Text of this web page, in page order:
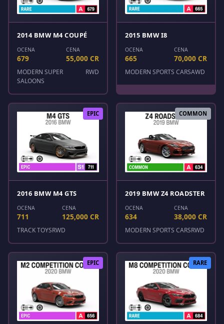
2014 BMW M4 COUPÉ
OCENA
679
CENA
55,000 CR
MODERN SUPER
SALOONS
RWD
2015 BMW I8
OCENA
665
CENA
70,000 CR
MODERN SPORTS CARSAWD
EPIC
2016 BMW M4 GTS
OCENA
711
CENA
125,000 CR
TRACK TOYSRWD
COMMON
2019 BMW Z4 ROADSTER
OCENA
634
CENA
38,000 CR
MODERN SPORTS CARSRWD
EPIC RARE